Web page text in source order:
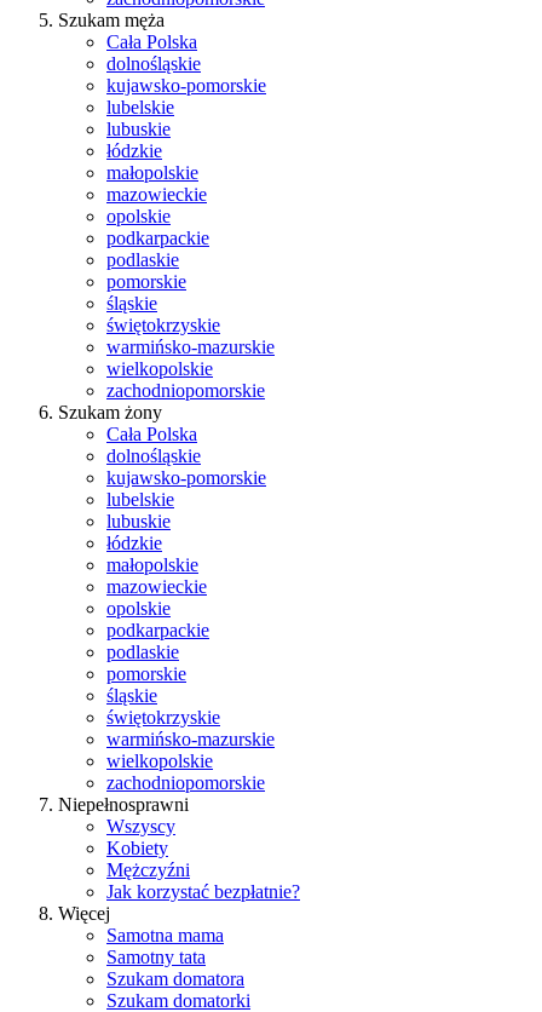
Szukam męża
Cała Polska
dolnośląskie
kujawsko-pomorskie
lubelskie
lubuskie
łódzkie
małopolskie
mazowieckie
opolskie
podkarpackie
podlaskie
pomorskie
śląskie
świętokrzyskie
warmińsko-mazurskie
wielkopolskie
zachodniopomorskie
Szukam żony
Cała Polska
dolnośląskie
kujawsko-pomorskie
lubelskie
lubuskie
łódzkie
małopolskie
mazowieckie
opolskie
podkarpackie
podlaskie
pomorskie
śląskie
świętokrzyskie
warmińsko-mazurskie
wielkopolskie
zachodniopomorskie
Niepełnosprawni
Wszyscy
Kobiety
Mężczyźni
Jak korzystać bezpłatnie?
Więcej
Samotna mama
Samotny tata
Szukam domatora
Szukam domatorki